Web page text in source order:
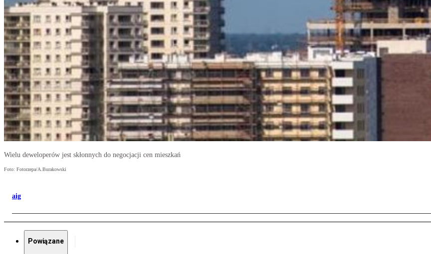
Wielu deweloperów jest skłonnych do negocjacji cen mieszkań
Foto: Fotorzepa/A.Burakowski
aig
Powiązane